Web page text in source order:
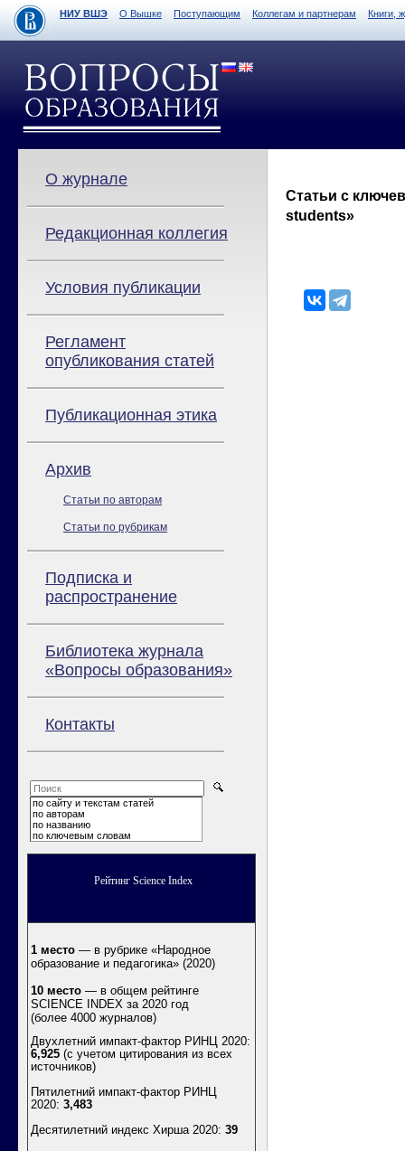
НИУ ВШЭ О Вышке Поступающим Коллегам и партнерам Книги,
О журнале
Редакционная коллегия
Условия публикации
Регламент
опубликования статей
Публикационная этика
Архив
Статьи по авторам
Статьи по рубрикам
Подписка и
распространение
Библиотека журнала
«Вопросы образования»
Контакты
по сайту и текстам статей
по авторам
по названию
по ключевым словам
Рейтинг Science Index
1 место — в рубрике «Народное
образование и педагогика» (2020)
10 место — в общем рейтинге
SCIENCE INDEX за 2020 год
(более 4000 журналов)
Двухлетний импакт-фактор РИНЦ 2020:
6,925 (с учетом цитирования из всех
источников)
Пятилетний импакт-фактор РИНЦ
2020: 3,483
Десятилетний индекс Хирша 2020: 39
Статьи с
students»